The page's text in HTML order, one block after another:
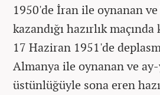
1950'de İran ile oynanan
kazandığı hazırlık
17 Haziran 1951'de
Almanya ile oynanan ve ay-
üstünlüğüyle sona eren